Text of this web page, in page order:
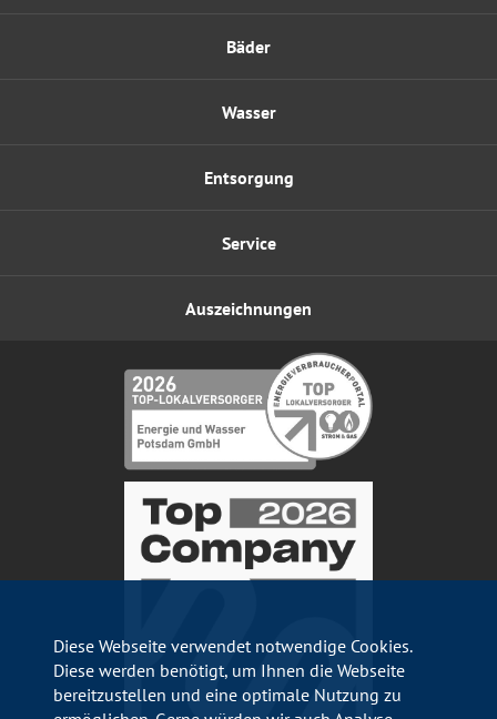
Wasser
Bäder
Entsorgung
Service
Auszeichnungen
Diese Webseite verwendet notwendige Cookies.
Diese werden benötigt, um Ihnen die Webseite
bereitzustellen und eine optimale Nutzung zu